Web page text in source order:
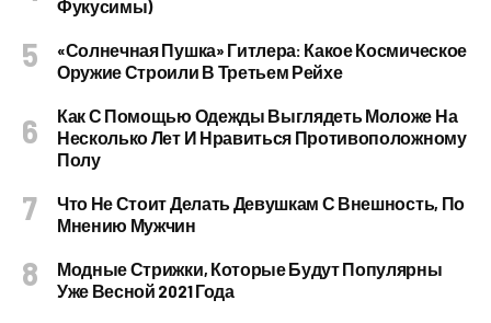
Фукусимы)
«Солнечная Пушка» Гитлера: Какое Космическое
Оружие Строили В Третьем Рейхе
Как С Помощью Одежды Выглядеть Моложе На
Несколько Лет И Нравиться Противоположному
Полу
Что Не Стоит Делать Девушкам С Внешность, По
Мнению Мужчин
Модные Стрижки, Которые Будут Популярны
Уже Весной 2021 Года